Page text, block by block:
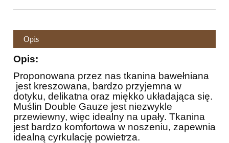
Opis
Opis:
Proponowana przez nas tkanina bawełniana
jest kreszowana, bardzo przyjemna w
dotyku, delikatna oraz miękko układająca się.
Muślin Double Gauze jest niezwykle
przewiewny, więc idealny na upały. Tkanina
jest bardzo komfortowa w noszeniu, zapewnia
idealną cyrkulację powietrza.